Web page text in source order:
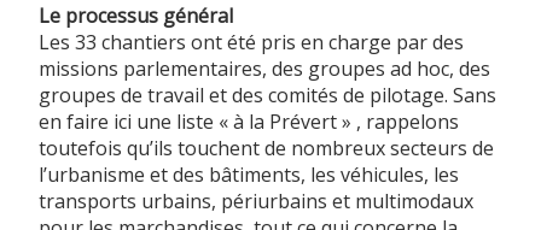
Le processus général
Les 33 chantiers ont été pris en charge par des
missions parlementaires, des groupes ad hoc, des
groupes de travail et des comités de pilotage. Sans
en faire ici une liste « à la Prévert » , rappelons
toutefois qu’ils touchent de nombreux secteurs de
l’urbanisme et des bâtiments, les véhicules, les
transports urbains, périurbains et multimodaux